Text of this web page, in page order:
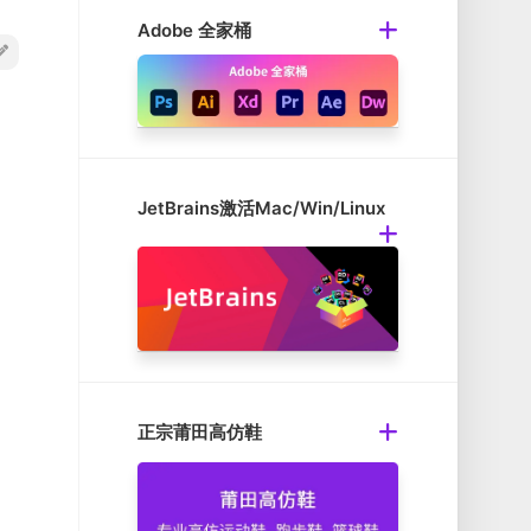
Adobe 全家桶
JetBrains激活Mac/Win/Linux
正宗莆田高仿鞋